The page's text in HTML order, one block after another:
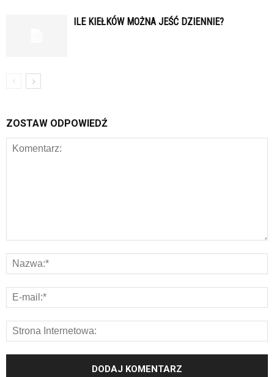
ILE KIEŁKÓW MOŻNA JEŚĆ DZIENNIE?
ZOSTAW ODPOWIEDŹ